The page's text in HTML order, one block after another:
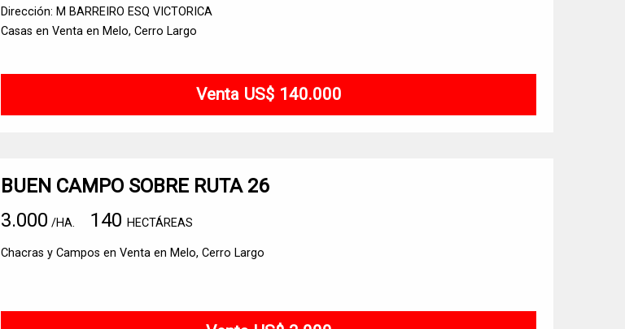
Dirección: M BARREIRO ESQ VICTORICA
Casas en Venta en Melo, Cerro Largo
Venta US$ 140.000
BUEN CAMPO SOBRE RUTA 26
3.000 /HA. 140HECTÁREAS
Chacras y Campos en Venta en Melo, Cerro Largo